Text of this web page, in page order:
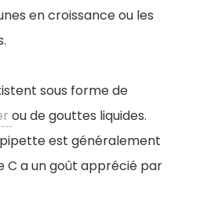
en croissance ou les
sous forme de
ou de gouttes liquides.
est généralement
C a un goût apprécié par